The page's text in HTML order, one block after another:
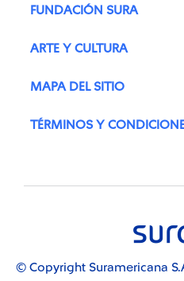
FUNDACIÓN SURA
ARTE Y CULTURA
MAPA DEL SITIO
TÉRMINOS Y
© Copyright Suramericana